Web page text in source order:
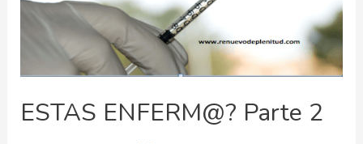
ESTAS ENFERM@? Parte 2